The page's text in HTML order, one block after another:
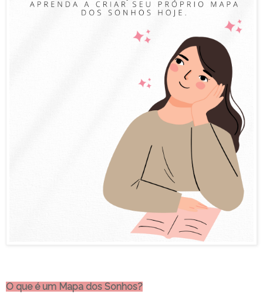
O que é um Mapa dos Sonhos?